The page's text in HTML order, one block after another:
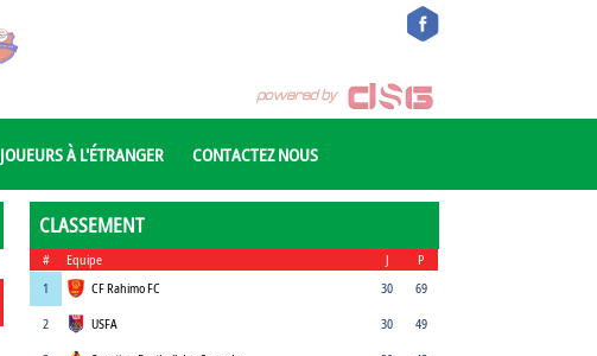
JOUEURS À L'ÉTRANGER CONTACTEZ NOUS
CLASSEMENT
# Equipe J
P
1
CF Rahimo FC 30
69
2
USFA 30
49